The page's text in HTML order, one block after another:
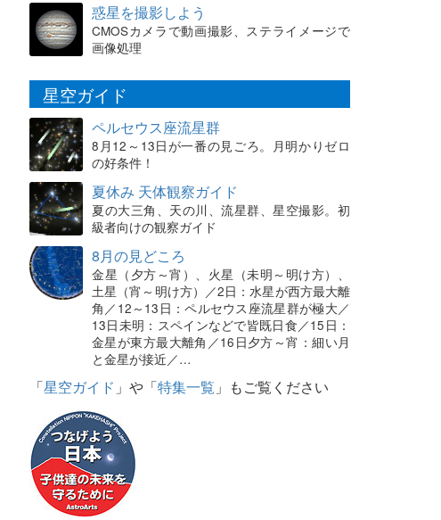
惑星を撮影しよう
CMOSカメラで動画撮影、ステライメージで
画像処理
星空ガイド
ペルセウス座流星群
8月12～13日が一番の見ごろ。月明かりゼロ
の好条件！
夏休み 天体観察ガイド
夏の大三角、天の川、流星群、星空撮影。初
級者向けの観察ガイド
8月の見どころ
金星（夕方～宵）、火星（未明～明け方）、
土星（宵～明け方）／2日：水星が西方最大離
角／12～13日：ペルセウス座流星群が極大／
13日未明：スペインなどで皆既日食／15日：
金星が東方最大離角／16日夕方～宵：細い月
と金星が接近／…
「星空ガイド 」や「特集一覧 」もご覧ください